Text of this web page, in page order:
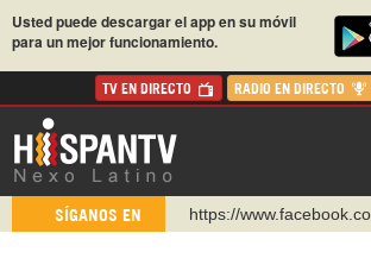
Usted puede descargar el app en su móvil
para un mejor funcionamiento.
TV EN DIRECTO RADIO EN DIRECTO
SÍGANOS EN
https://